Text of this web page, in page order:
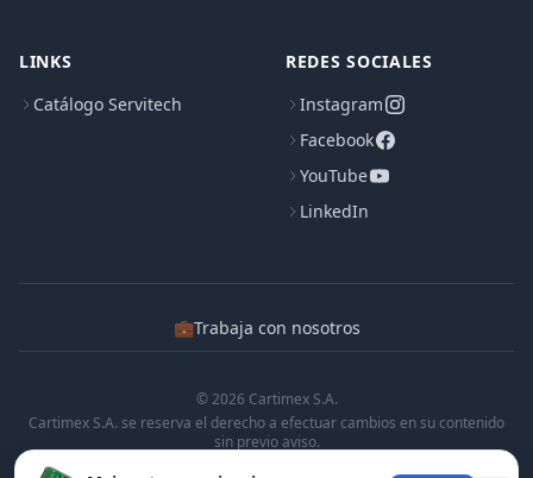
LINKS
Catálogo Servitech
REDES SOCIALES
Instagram
Facebook
YouTube
LinkedIn
💼Trabaja con nosotros
© 2026 Cartimex S.A.
Cartimex S.A. se reserva el derecho a efectuar cambios en su contenido
sin previo aviso.
Cartimex S.A. no manifiesta ni garantiza que la informacion contenida en